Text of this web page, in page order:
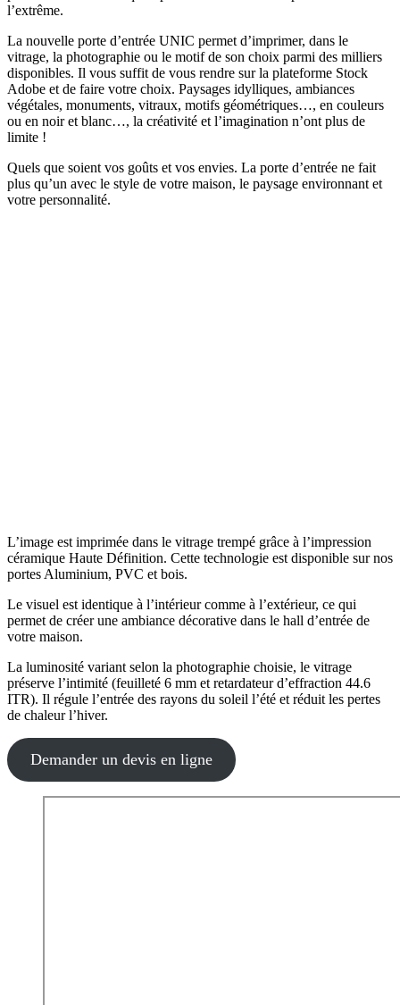
l’extrême.
La nouvelle porte d’entrée UNIC permet d’imprimer, dans le
vitrage, la photographie ou le motif de son choix parmi des milliers
disponibles. Il vous suffit de vous rendre sur la plateforme Stock
Adobe et de faire votre choix. Paysages idylliques, ambiances
végétales, monuments, vitraux, motifs géométriques…, en couleurs
ou en noir et blanc…, la créativité et l’imagination n’ont plus de
limite !
Quels que soient vos goûts et vos envies. La porte d’entrée ne fait
plus qu’un avec le style de votre maison, le paysage environnant et
votre personnalité.
L’image est imprimée dans le vitrage trempé grâce à l’impression
céramique Haute Définition. Cette technologie est disponible sur nos
portes Aluminium, PVC et bois.
Le visuel est identique à l’intérieur comme à l’extérieur, ce qui
permet de créer une ambiance décorative dans le hall d’entrée de
votre maison.
La luminosité variant selon la photographie choisie, le vitrage
préserve l’intimité (feuilleté 6 mm et retardateur d’effraction 44.6
ITR). Il régule l’entrée des rayons du soleil l’été et réduit les pertes
de chaleur l’hiver.
Demander un devis en ligne